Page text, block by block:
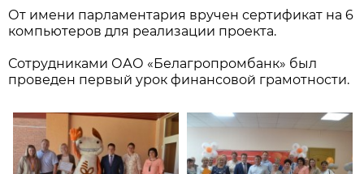
От имени парламентария вручен сертификат на 6
компьютеров для реализации проекта.
Сотрудниками ОАО «Белагропромбанк» был
проведен первый урок финансовой грамотности.